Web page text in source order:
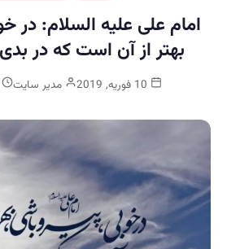
امام علی علیه السلام: در
بهتر از آن است كه در
مدیر سایت